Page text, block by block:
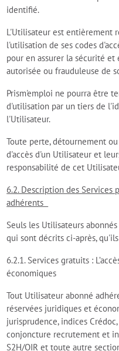
identifié.
L'Utilisateur est entièrement
l'utilisation de ses codes
pour en assurer la sécurité
autorisée ou frauduleuse de
Prism'emploi ne pourra être
d'utilisation par un tiers de
l'Utilisateur.
Toute perte, détournement
d'accès d'un Utilisateur et
responsabilité de cet
6.2. Description des Services
adhérents
Seuls les Utilisateurs
qui sont décrits ci-après,
6.2.1. Services gratuits :
économiques
Tout Utilisateur abonné
réservées juridiques et
jurisprudence, indices
conjoncture recrutement et
S2H/OIR et toute autre